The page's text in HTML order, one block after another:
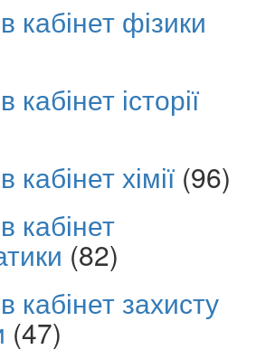
кабінет фізики
історії
хімії (96)
кабінет
(82)
кабінет захисту
(47)